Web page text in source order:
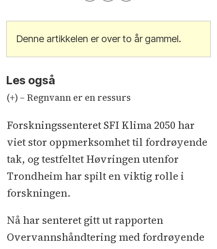
Denne artikkelen er over to år gammel.
Les også
(+) – Regnvann er en ressurs
Forskningssenteret SFI Klima 2050 har
viet stor oppmerksomhet til fordrøyende
tak, og testfeltet Høvringen utenfor
Trondheim har spilt en viktig rolle i
forskningen.
Nå har senteret gitt ut rapporten
Overvannshåndtering med fordrøyende